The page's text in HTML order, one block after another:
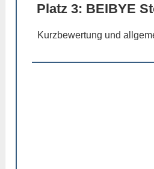
Platz 3: BEIBYE
Kurzbewertung und